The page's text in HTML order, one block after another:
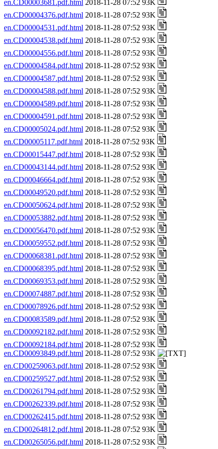
en.CD00003681.pdf.html 2018-11-28 07:52 93K
en.CD00004376.pdf.html 2018-11-28 07:52 93K
en.CD00004531.pdf.html 2018-11-28 07:52 93K
en.CD00004538.pdf.html 2018-11-28 07:52 93K
en.CD00004556.pdf.html 2018-11-28 07:52 93K
en.CD00004584.pdf.html 2018-11-28 07:52 93K
en.CD00004587.pdf.html 2018-11-28 07:52 93K
en.CD00004588.pdf.html 2018-11-28 07:52 93K
en.CD00004589.pdf.html 2018-11-28 07:52 93K
en.CD00004591.pdf.html 2018-11-28 07:52 93K
en.CD00005024.pdf.html 2018-11-28 07:52 93K
en.CD00005117.pdf.html 2018-11-28 07:52 93K
en.CD00015447.pdf.html 2018-11-28 07:52 93K
en.CD00043144.pdf.html 2018-11-28 07:52 93K
en.CD00046664.pdf.html 2018-11-28 07:52 93K
en.CD00049520.pdf.html 2018-11-28 07:52 93K
en.CD00050624.pdf.html 2018-11-28 07:52 93K
en.CD00053882.pdf.html 2018-11-28 07:52 93K
en.CD00056470.pdf.html 2018-11-28 07:52 93K
en.CD00059552.pdf.html 2018-11-28 07:52 93K
en.CD00068381.pdf.html 2018-11-28 07:52 93K
en.CD00068395.pdf.html 2018-11-28 07:52 93K
en.CD00069353.pdf.html 2018-11-28 07:52 93K
en.CD00074887.pdf.html 2018-11-28 07:52 93K
en.CD00078926.pdf.html 2018-11-28 07:52 93K
en.CD00083589.pdf.html 2018-11-28 07:52 93K
en.CD00092182.pdf.html 2018-11-28 07:52 93K
en.CD00092184.pdf.html 2018-11-28 07:52 93K
en.CD00093849.pdf.html 2018-11-28 07:52 93K
en.CD00259063.pdf.html 2018-11-28 07:52 93K
en.CD00259527.pdf.html 2018-11-28 07:52 93K
en.CD00261794.pdf.html 2018-11-28 07:52 93K
en.CD00262339.pdf.html 2018-11-28 07:52 93K
en.CD00262415.pdf.html 2018-11-28 07:52 93K
en.CD00264812.pdf.html 2018-11-28 07:52 93K
en.CD00265056.pdf.html 2018-11-28 07:52 93K